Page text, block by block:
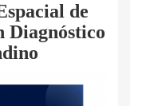
de
Diagnóstico